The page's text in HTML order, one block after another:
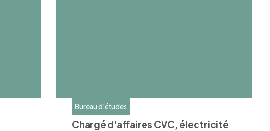
Bureau d'études
Chargé d'affaires CVC, électricité